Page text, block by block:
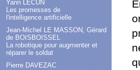
Yann LECUN
Les promesses de
l'intelligence artificielle
Jean-Michel LE MASSON, Gérard
de BOISBOISSEL
La robotique pour augmenter et
réparer le soldat
Pierre DAVEZAC